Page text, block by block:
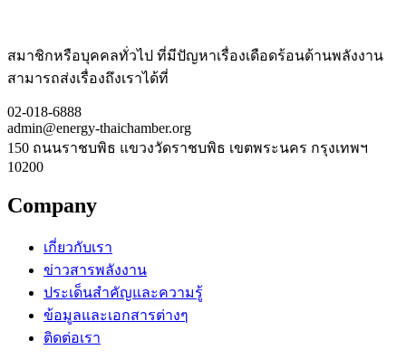
สมาชิกหรือบุคคลทั่วไป ที่มีปัญหาเรื่องเดือดร้อนด้านพลังงาน
สามารถส่งเรื่องถึงเราได้ที่
02-018-6888
admin@energy-thaichamber.org
150 ถนนราชบพิธ แขวงวัดราชบพิธ เขตพระนคร กรุงเทพฯ
10200
Company
เกี่ยวกับเรา
ข่าวสารพลังงาน
ประเด็นสำคัญและความรู้
ข้อมูลและเอกสารต่างๆ
ติดต่อเรา